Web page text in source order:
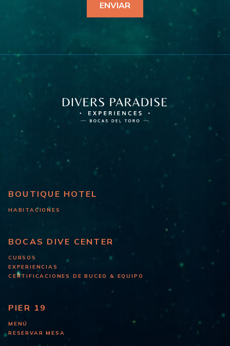
BOUTIQUE HOTEL
HABITACIONES
BOCAS DIVE CENTER
CURSOS
EXPERIENCIAS
CERTIFICACIONES DE BUCEO & EQUIPO
PIER 19
MENÚ
RESERVAR MESA